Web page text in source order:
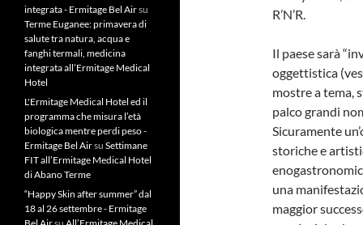
R’N’R.
Il paese sarà
oggettistica
mostre a tema,
palco grandi
Sicuramente
storiche e
una
maggior
integrata - Ermitage Bel Airsu
Terme Euganee: primavera di
salute tra natura, acqua e
fanghi termali, medicina
integrata all’Ermitage Medical
Hotel
L'Ermitage Medical Hotel ed il
programma che misura l’età
biologica mentre perdi peso -
Ermitage Bel Airsu Settimane
FIT all’Ermitage Medical Hotel
di Abano Terme
“Happy Skin after summer” dal
18 al 26 settembre - Ermitage